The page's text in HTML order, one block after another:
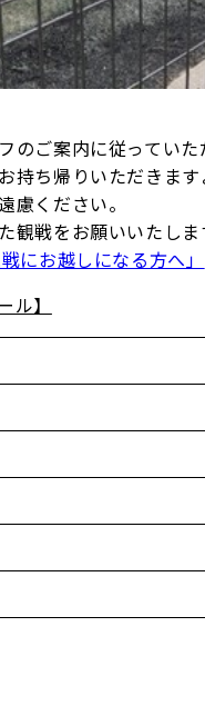
のご案内に従っていた
持ち帰りいただきま
慮ください。
観戦をお願いいたしま
にお越しになる方へ」
ル】